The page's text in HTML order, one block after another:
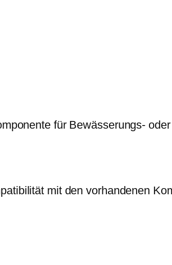
für Bewässerungs-
mit den vorhandenen